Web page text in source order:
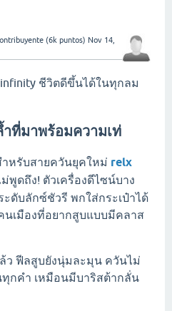
(6k puntos) Nov 14,
ชีวิตดีขึ้นได้ในทุกลม
ที่มาพร้อมความเท่
หรับสายควันยุคใหม่ relx
พูดถึง! ตัวเครื่องดีไซน์บาง
ดับลักซ์ชัวรี พกใส่กระเป๋าได้
นเมืองที่อยากสูบแบบมีคลาส
ว ฟีลสูบยังนุ่มละมุน ควันไม่
กคำ เหมือนมีบาริสต้ากลั่น